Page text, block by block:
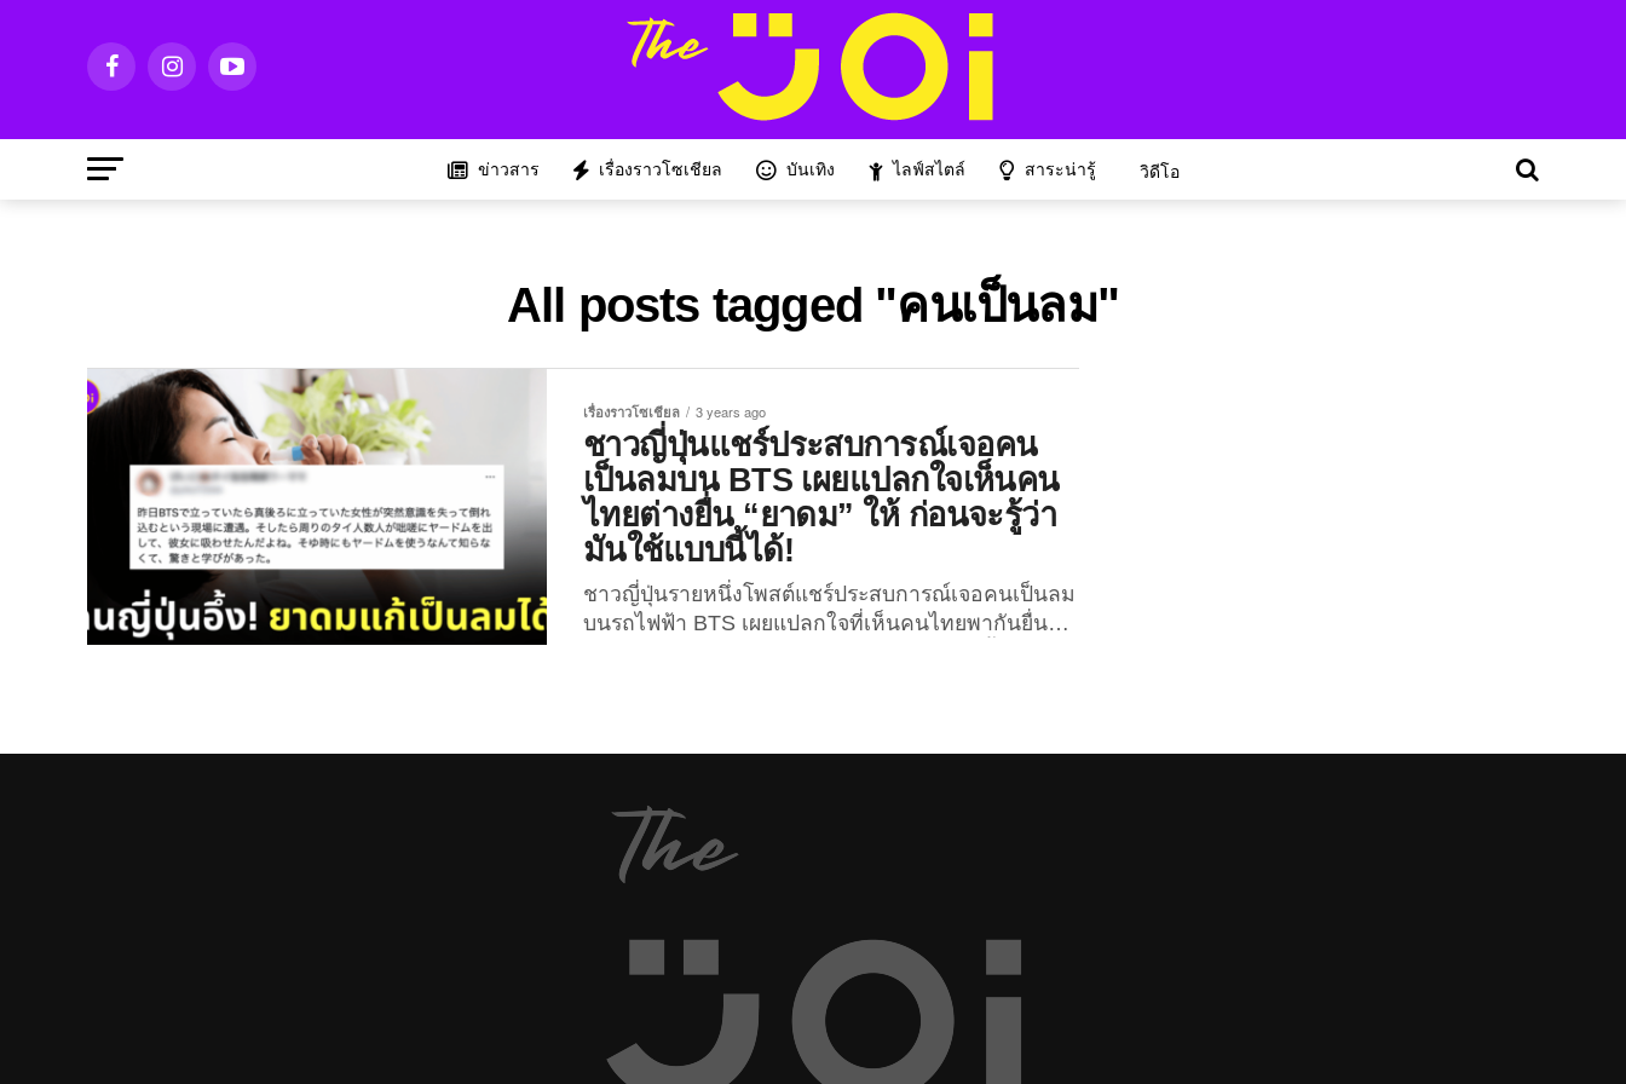
ข่าวสาร เรื่องราวโซเชียล บันเทิง ไลฟ์สไตล์ สาระน่ารู้ วิดีโอ
All posts tagged "คนเป็นลม"
เรื่องราวโซเชียล 3 years ago
ชาวญี่ปุ่นแชร์ประสบการณ์เจอคน
เป็นลมบน BTS เผยแปลกใจเห็นคน
ไทยต่างยื่น “ยาดม” ให้ ก่อนจะรู้ว่า
มันใช้แบบนี้ได้!
ชาวญี่ปุ่นรายหนึ่งโพสต์แชร์ประสบการณ์เจอคนเป็นลม
บนรถไฟฟ้า BTS เผยแปลกใจที่เห็นคนไทยพากันยื่น
เหตุการณ์ที่เกิดขึ้นทำให้เธอเพิ่งรู้ว่า “ยาดม” ที่ใคร ๆ ก็
ใช้กันนั้น สามารถนำมาช่วยเหลือคนที่เป็นลมได้!
โดยคนญี่ปุ่นได้เผยผ่านทางทวิตเตอร์ส่วนตัวว่า “เมื่อ
ด้านหลังฉัน...